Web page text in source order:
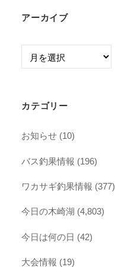
アーカイブ
ア
ブ
カテゴリー
お知らせ (10)
バス釣果情報 (196)
ワカサギ釣果情報 (377)
今日の木崎湖 (4,803)
今日は何の日 (42)
大会情報 (19)